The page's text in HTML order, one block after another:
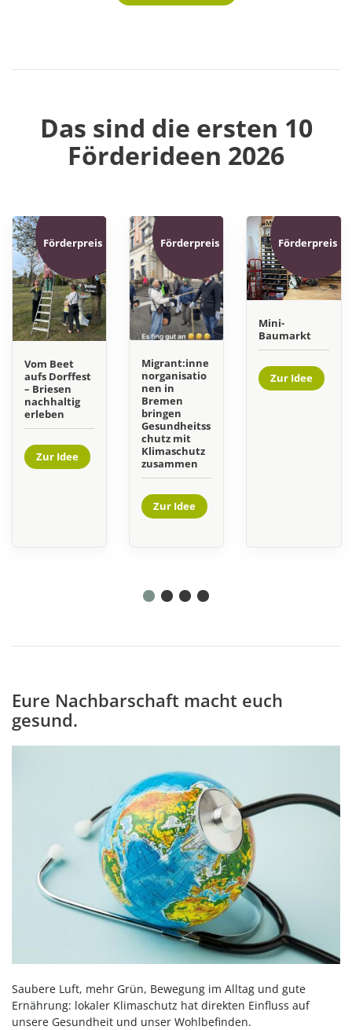
Das sind die ersten 10
Förderideen 2026
Förder­preis
Vom Beet
aufs Dorffest
– Briesen
nachhaltig
erleben
Zur Idee
Förder­preis
Migrant:inne
norganisatio
nen in
Bremen
bringen
Gesundheitss
chutz mit
Klimaschutz
zusammen
Zur Idee
Förder­preis
Mini-
Baumarkt
Zur Idee
Eure Nachbarschaft macht euch
gesund.
Saubere Luft, mehr Grün, Bewegung im Alltag und gute
Ernährung: lokaler Klimaschutz hat direkten Einfluss auf
unsere Gesundheit und unser Wohlbefinden.